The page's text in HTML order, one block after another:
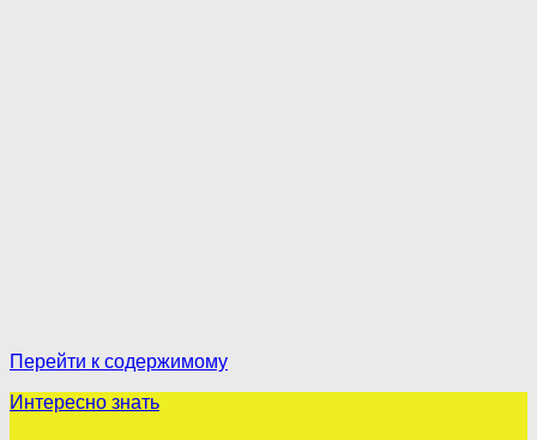
Перейти к содержимому
Интересно знать